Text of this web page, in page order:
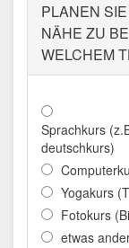
PLANEN
NÄHE ZU
WELCHEM
Sprachkurs
deutschkurs)
Yogakurs
Fotokurs
etwas